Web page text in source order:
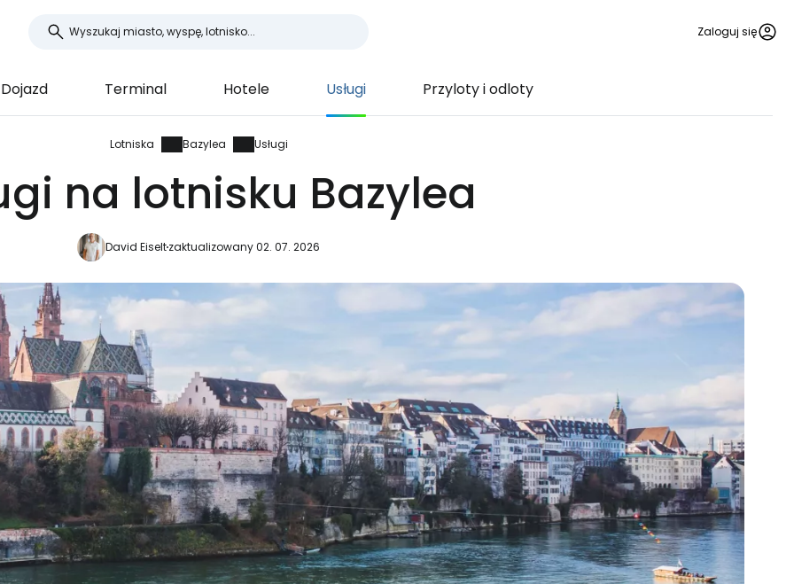
Zaloguj się
Dojazd Terminal Hotele Usługi Przyloty i odloty
Lotniska Bazylea Usługi
na lotnisku Bazylea
David Eiseltzaktualizowany 02. 07. 2026